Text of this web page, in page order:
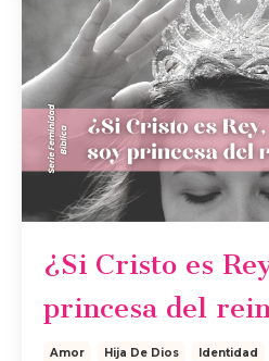
¿Si Cristo es
princesa del
Amor Hija De Dios Identidad